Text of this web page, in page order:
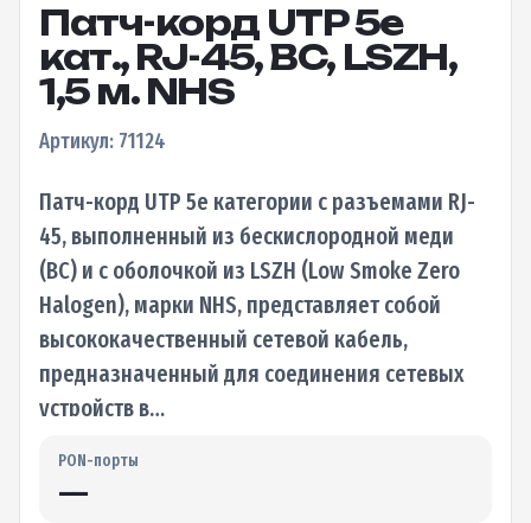
Патч-корд UTP 5e
кат., RJ-45, BC, LSZH,
1,5 м. NHS
Артикул: 71124
Патч-корд UTP 5e категории с разъемами RJ-
45, выполненный из бескислородной меди
(BC) и с оболочкой из LSZH (Low Smoke Zero
Halogen), марки NHS, представляет собой
высококачественный сетевой кабель,
предназначенный для соединения сетевых
устройств в…
PON-порты
—